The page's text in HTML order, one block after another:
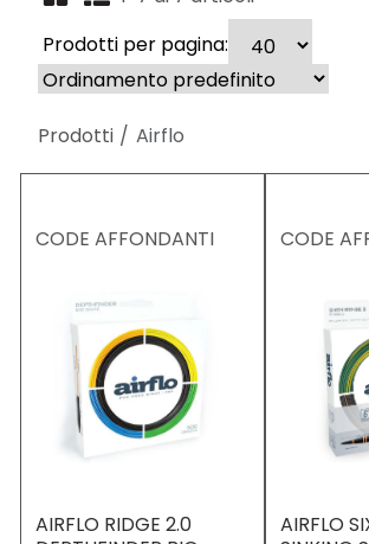
Prodotti per pagina:
Prodotti Airflo
CODE AFFONDANTI
AIRFLO RIDGE 2.0
CODE
AIRFLO